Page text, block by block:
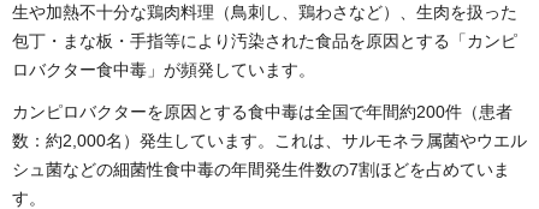
生や加熱不十分な鶏肉料理（鳥刺し、鶏わさなど）、生肉を扱った
包丁・まな板・手指等により汚染された食品を原因とする「カンピ
ロバクター食中毒」が頻発しています。
カンピロバクターを原因とする食中毒は全国で年間約200件（患者
数：約2,000名）発生しています。これは、サルモネラ属菌やウエル
シュ菌などの細菌性食中毒の年間発生件数の7割ほどを占めていま
す。